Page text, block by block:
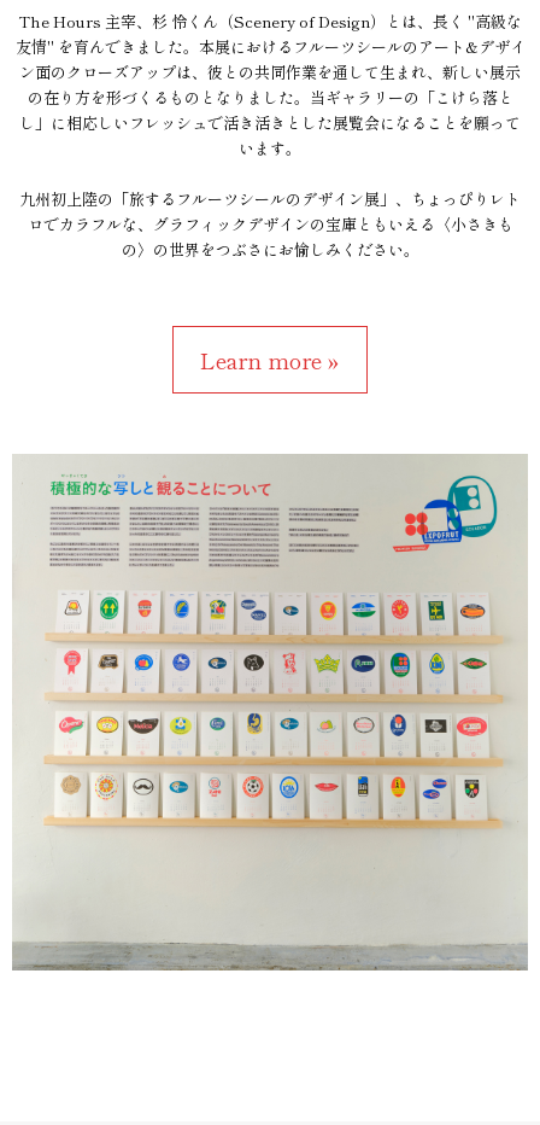
The Hours 主宰、杉 怜くん（Scenery of Design）とは、長く "高級な
友情" を育んできました。本展におけるフルーツシールのアート&デザイ
ン面のクローズアップは、彼との共同作業を通して生まれ、新しい展示
の在り方を形づくるものとなりました。当ギャラリーの「こけら落と
し」に相応しいフレッシュで活き活きとした展覧会になることを願って
います。
九州初上陸の「旅するフルーツシールのデザイン展」、ちょっぴりレト
ロでカラフルな、グラフィックデザインの宝庫ともいえる〈小さきも
の〉の世界をつぶさにお愉しみください。
Learn more »